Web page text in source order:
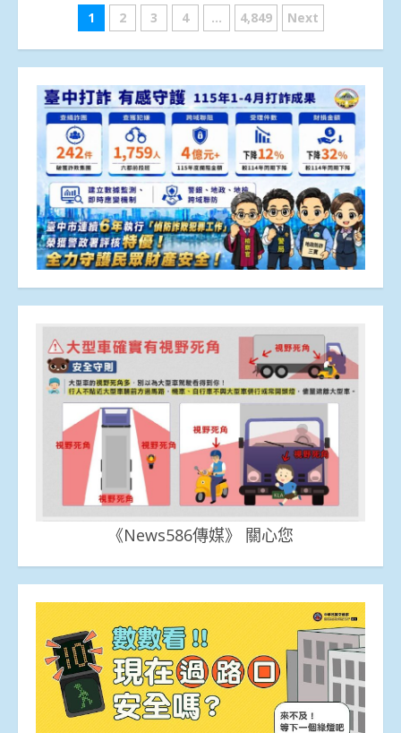
文
章
分
頁
1 2 3 4 ... 4,849 Next
《News586傳媒》 關心您